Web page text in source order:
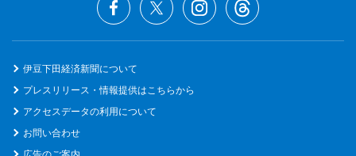
伊豆下田経済新聞について
プレスリリース・情報提供はこちらから
アクセスデータの利用について
お問い合わせ